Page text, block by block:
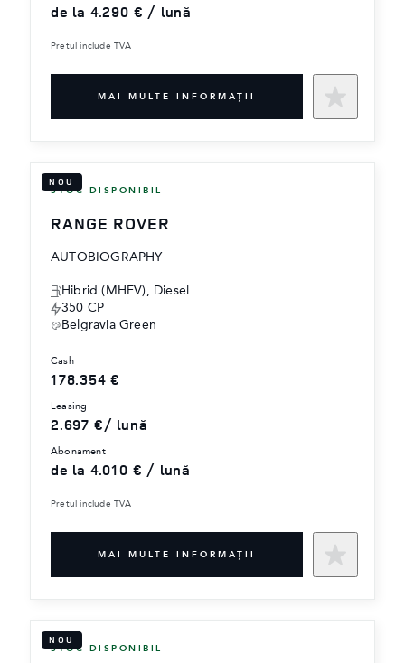
de la 4.290 € / lună
Pretul include TVA
MAI MULTE INFORMAŢII
NOU
STOC DISPONIBIL
RANGE ROVER
AUTOBIOGRAPHY
Hibrid (MHEV), Diesel
350 CP
Belgravia Green
cash
178.354 €
leasing
2.697 €/ lună
abonament
de la 4.010 € / lună
Pretul include TVA
MAI MULTE INFORMAŢII
NOU
STOC DISPONIBIL